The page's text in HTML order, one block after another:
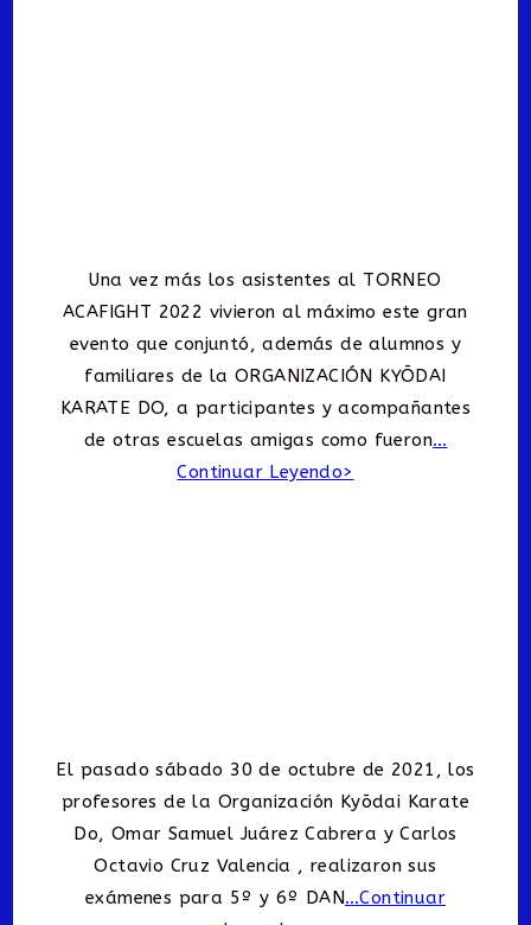
Una vez más los asistentes al TORNEO
ACAFIGHT 2022 vivieron al máximo este gran
evento que conjuntó, además de alumnos y
familiares de la ORGANIZACIÓN KYŌDAI
KARATE DO, a participantes y acompañantes
de otras escuelas amigas como fueron…
Continuar Leyendo>
El pasado sábado 30 de octubre de 2021, los
profesores de la Organización Kyōdai Karate
Do, Omar Samuel Juárez Cabrera y Carlos
Octavio Cruz Valencia , realizaron sus
exámenes para 5º y 6º DAN…Continuar